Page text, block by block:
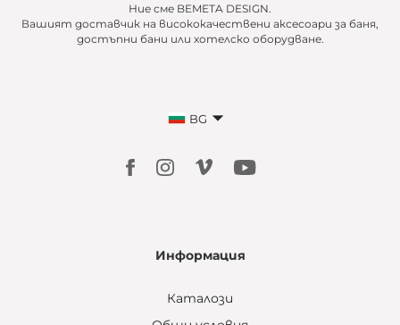
Ние сме BEMETA DESIGN.
Вашият доставчик на висококачествени аксесоари за баня,
достъпни бани или хотелско оборудване.
BG
Информация
Каталози